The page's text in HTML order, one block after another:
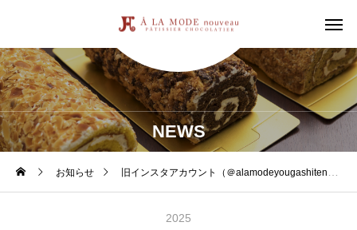
NEWS
お知らせ 旧インスタアカウント（＠alamodeyougashiten）につきまして
2025